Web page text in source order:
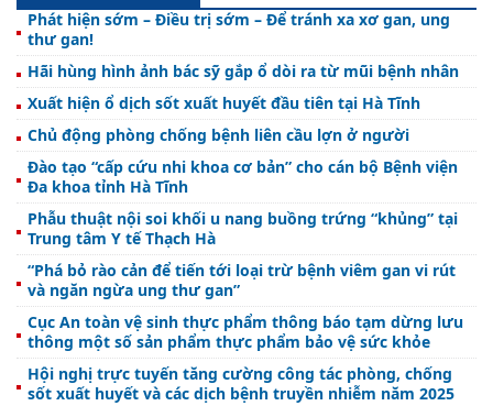
Phát hiện sớm – Điều trị sớm – Để tránh xa xơ gan, ung
thư gan!
Hãi hùng hình ảnh bác sỹ gắp ổ dòi ra từ mũi bệnh nhân
Xuất hiện ổ dịch sốt xuất huyết đầu tiên tại Hà Tĩnh
Chủ động phòng chống bệnh liên cầu lợn ở người
Đào tạo “cấp cứu nhi khoa cơ bản” cho cán bộ Bệnh viện
Đa khoa tỉnh Hà Tĩnh
Phẫu thuật nội soi khối u nang buồng trứng “khủng” tại
Trung tâm Y tế Thạch Hà
“Phá bỏ rào cản để tiến tới loại trừ bệnh viêm gan vi rút
và ngăn ngừa ung thư gan”
Cục An toàn vệ sinh thực phẩm thông báo tạm dừng lưu
thông một số sản phẩm thực phẩm bảo vệ sức khỏe
Hội nghị trực tuyến tăng cường công tác phòng, chống
sốt xuất huyết và các dịch bệnh truyền nhiễm năm 2025